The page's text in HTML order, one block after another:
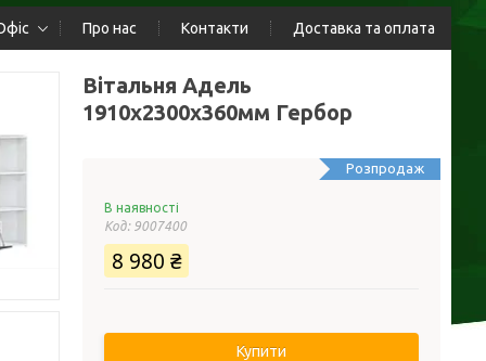
Про нас Контакти Доставка та оплата
Вітальня Адель
1910х2300х360мм Гербор
Розпродаж
В наявності
Код: 9007400
8 980 ₴
Купити